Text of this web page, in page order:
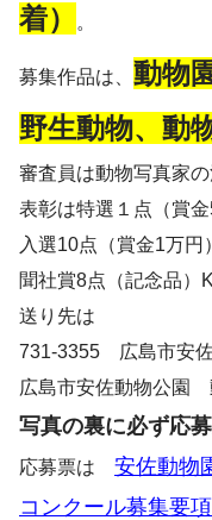
着）
。
募集作品は、 動物
野生動物、動
審査員は動物写真家の
表彰は特選１点（賞
入選10点（賞金1万
聞社賞8点（記念品）
送り先は
731-3355 広島市安
広島市安佐動物公園
写真の裏に必ず応
応募票は 安佐動物
コンクール募集要項